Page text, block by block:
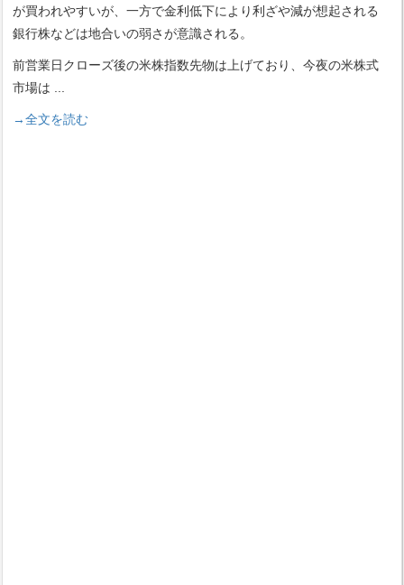
が買われやすいが、一方で金利低下により利ざや減が想起される
銀行株などは地合いの弱さが意識される。
前営業日クローズ後の米株指数先物は上げており、今夜の米株式
市場は ...
→全文を読む